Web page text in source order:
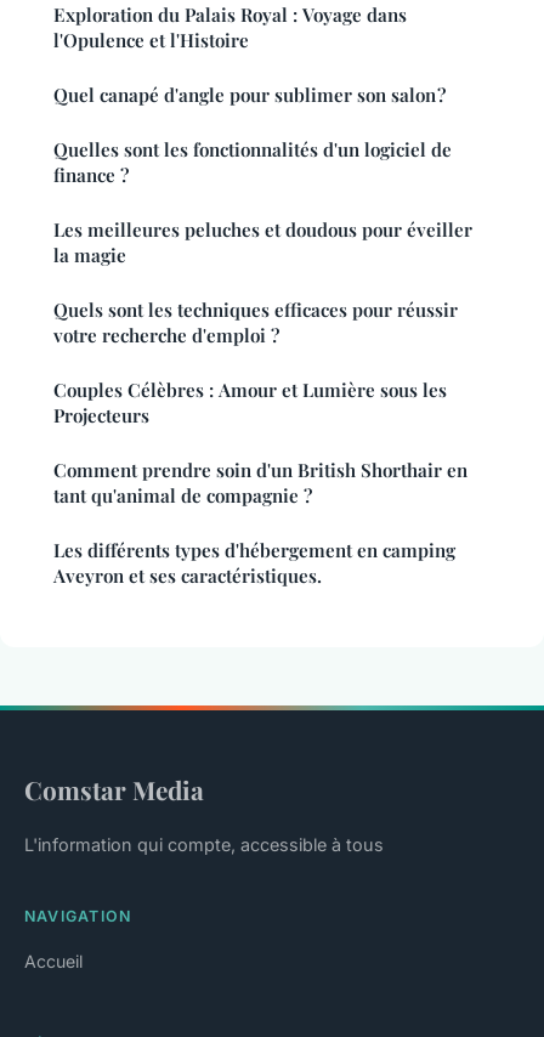
Exploration du Palais Royal : Voyage dans
l'Opulence et l'Histoire
Quel canapé d'angle pour sublimer son salon ?
Quelles sont les fonctionnalités d'un logiciel de
finance ?
Les meilleures peluches et doudous pour éveiller
la magie
Quels sont les techniques efficaces pour réussir
votre recherche d'emploi ?
Couples Célèbres : Amour et Lumière sous les
Projecteurs
Comment prendre soin d'un British Shorthair en
tant qu'animal de compagnie ?
Les différents types d'hébergement en camping
Aveyron et ses caractéristiques.
Comstar Media
L'information qui compte, accessible à tous
NAVIGATION
Accueil